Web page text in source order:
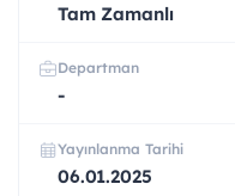
Tam Zamanlı
Departman
-
Yayınlanma Tarihi
06.01.2025